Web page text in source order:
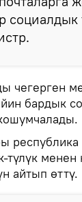
чегерген
бардык
менен
айтып өттү.